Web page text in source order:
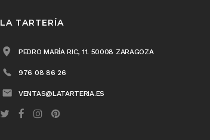
LA TARTERÍA
PEDRO MARÍA RIC, 11. 50008 ZARAGOZA
976 08 86 26
VENTAS@LATARTERIA.ES